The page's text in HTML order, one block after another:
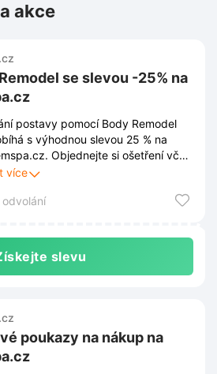
akce
se slevou -25% na
postavy pomocí Body Remodel
s výhodnou slevou 25 % na
Objednejte si ošetření včas
tělu profesionální péči za
více
slevu
poukazy na nákup na